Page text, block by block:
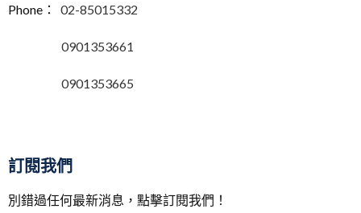
Phone： 02-85015332
0901353661
0901353665
訂閱我們
別錯過任何最新消息，點擊訂閱我們！